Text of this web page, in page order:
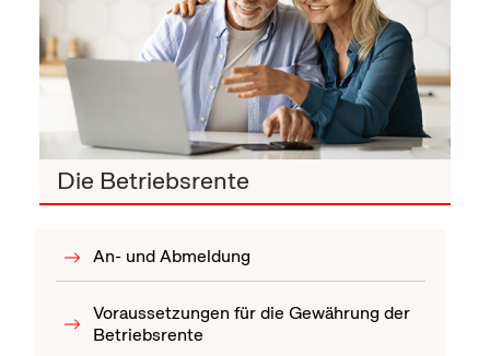
Die Betriebsrente
An- und Abmeldung
Voraussetzungen für die Gewährung der
Betriebsrente